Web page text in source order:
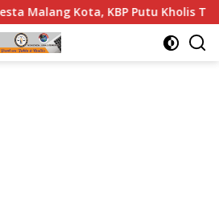
Kholis Tekankan Disiplin, Soliditas